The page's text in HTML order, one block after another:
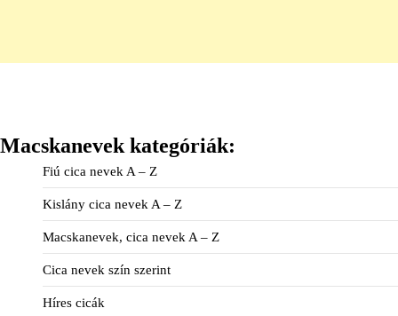
Macskanevek kategóriák:
Fiú cica nevek A – Z
Kislány cica nevek A – Z
Macskanevek, cica nevek A – Z
Cica nevek szín szerint
Híres cicák